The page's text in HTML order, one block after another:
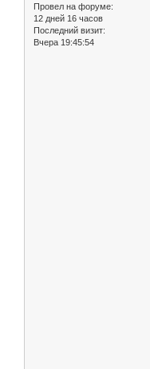
Провел на форуме:
12 дней 16 часов
Последний визит:
Вчера 19:45:54